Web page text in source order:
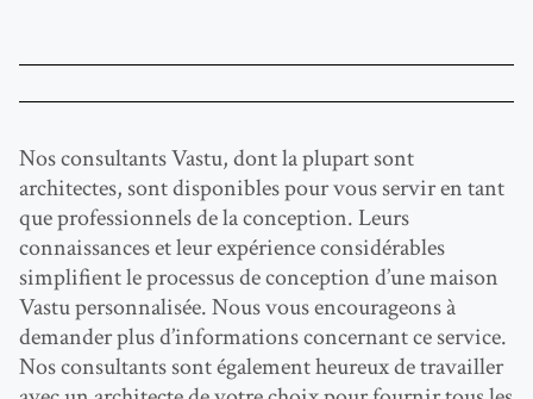
Nos consultants Vastu, dont la plupart sont
architectes, sont disponibles pour vous servir en tant
que professionnels de la conception. Leurs
connaissances et leur expérience considérables
simplifient le processus de conception d’une maison
Vastu personnalisée. Nous vous encourageons à
demander plus d’informations concernant ce service.
Nos consultants sont également heureux de travailler